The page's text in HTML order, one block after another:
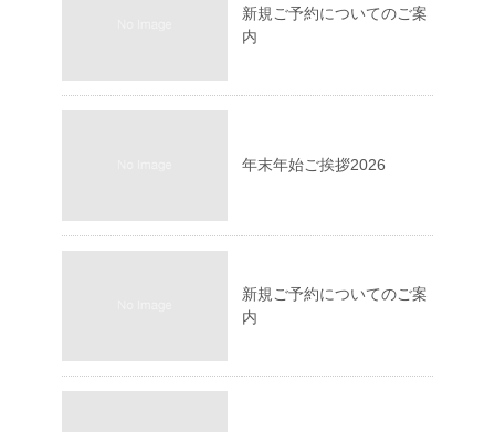
新規ご予約についてのご案
内
年末年始ご挨拶2026
新規ご予約についてのご案
内